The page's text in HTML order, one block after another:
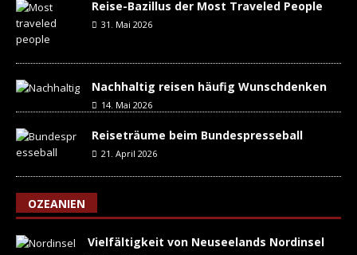
Reise-Bazillus der Most Traveled People
31. Mai 2026
Nachhaltig reisen häufig Wunschdenken
14. Mai 2026
Reiseträume beim Bundespresseball
21. April 2026
OZEANIEN
Vielfältigkeit von Neuseelands Nordinsel